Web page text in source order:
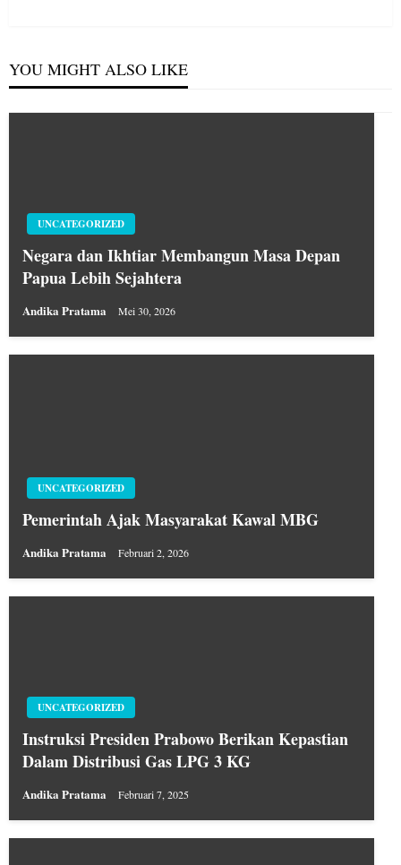
YOU MIGHT ALSO LIKE
UNCATEGORIZED
Negara dan Ikhtiar Membangun Masa Depan
Papua Lebih Sejahtera
Andika Pratama Mei 30, 2026
UNCATEGORIZED
Pemerintah Ajak Masyarakat Kawal MBG
Andika Pratama Februari 2, 2026
UNCATEGORIZED
Instruksi Presiden Prabowo Berikan Kepastian
Dalam Distribusi Gas LPG 3 KG
Andika Pratama Februari 7, 2025